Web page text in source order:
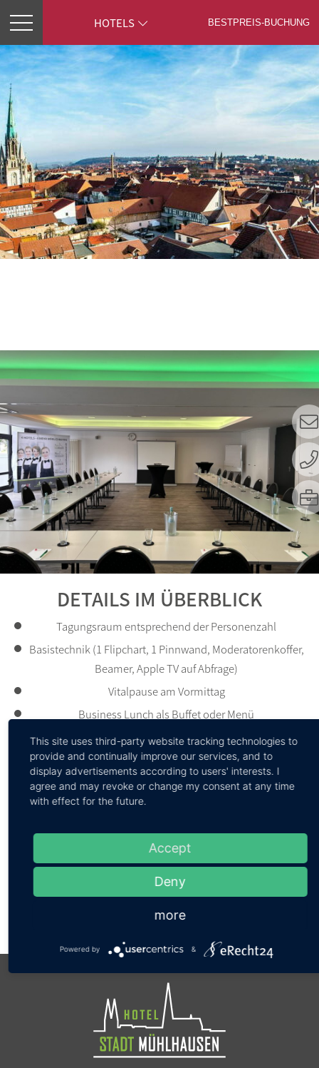
HOTELS BESTPREIS-BUCHUNG
ZIMMER
RESTAURANT MEAT
EVENTS
TAGUNG
FITNESSPARK
BEAUTY & WELLNESS
DETAILS IM ÜBERBLICK
Tagungsraum entsprechend der Personenzahl
Basistechnik (1 Flipchart, 1 Pinnwand, Moderatorenkoffer,
Beamer, Apple TV auf Abfrage)
Vitalpause am Vormittag
Business Lunch als Buffet oder Menü
Sweet Break am Nachmittag
Abendessen als Buffet oder Menü
Wasser im Tagungsraum
1 Übernachtung inklusive Frühstück
139,00 € / pro Person im Doppelzimmer
159,00 € / pro Person im Einzelzimmer
This site uses third-party website tracking technologies to
provide and continually improve our services, and to
display advertisements according to users' interests. I
agree and may revoke or change my consent at any time
with effect for the future.
Accept
Deny
more
Powered by &